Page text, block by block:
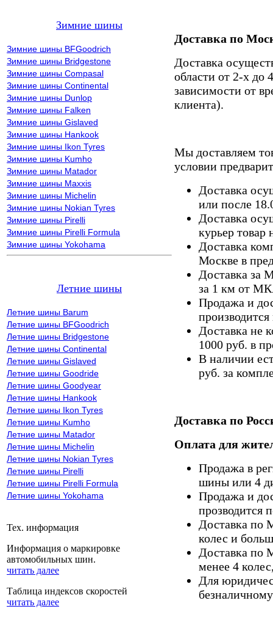
Зимние шины
Зимние шины BFGoodrich
Зимние шины Bridgestone
Зимние шины Compasal
Зимние шины Continental
Зимние шины Dunlop
Зимние шины Falken
Зимние шины Gislaved
Зимние шины Hankook
Зимние шины Ikon Tyres
Зимние шины Kumho
Зимние шины Matador
Зимние шины Maxxis
Зимние шины Michelin
Зимние шины Nokian Tyres
Зимние шины Pirelli
Зимние шины Pirelli Formula
Зимние шины Yokohama
Летние шины
Летние шины Barum
Летние шины BFGoodrich
Летние шины Bridgestone
Летние шины Continental
Летние шины Gislaved
Летние шины Goodride
Летние шины Goodyear
Летние шины Hankook
Летние шины Ikon Tyres
Летние шины Kumho
Летние шины Matador
Летние шины Michelin
Летние шины Nokian Tyres
Летние шины Pirelli
Летние шины Pirelli Formula
Летние шины Yokohama
Тех. информация
Информация о маркировке
автомобильных шин.
читать далее
Таблица индексов скоростей
читать далее
Доставка по
Доставка
области от 2-х до
зависимости от
клиента).
Мы доставляем
условии
Доставка
или после
Доставка
курьер товар
Доставка
Москве в
Доставка за
за 1 км от
Продажа и
Доставка не
1000 руб. в
В наличии
руб. за
Доставка по
Оплата для
Продажа в
шины или 4
Продажа и
прозводится
Доставка по
колес и
Доставка по
менее 4
Для